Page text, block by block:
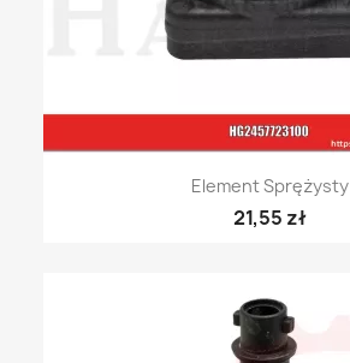
Element Sprężysty
21,55 zł